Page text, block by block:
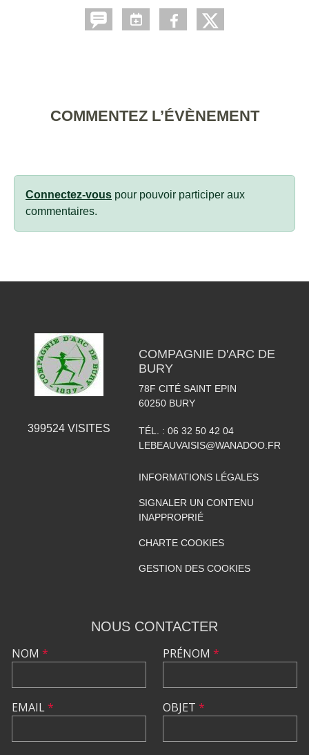
COMMENTEZ L’ÉVÈNEMENT
Connectez-vous pour pouvoir participer aux
commentaires.
399524 VISITES
COMPAGNIE D'ARC DE
BURY
78F CITÉ SAINT EPIN
60250 BURY
TÉL. : 06 32 50 42 04
LEBEAUVAISIS@WANADOO.FR
INFORMATIONS LÉGALES
SIGNALER UN CONTENU
INAPPROPRIÉ
CHARTE COOKIES
GESTION DES COOKIES
NOUS CONTACTER
NOM *
EMAIL*
PRÉNOM *
OBJET *